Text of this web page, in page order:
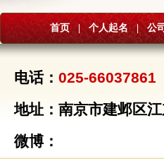
首页 | 个人起名 | 公
电话： 025-66037861
地址：南京市建邺区
微博：